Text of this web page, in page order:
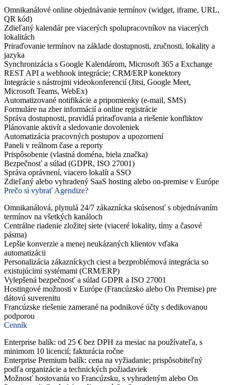
Omnikanálové online objednávanie termínov (widget, iframe, URL,
QR kód)
Zdieľaný kalendár pre viacerých spolupracovníkov na viacerých
lokalitách
Priraďovanie termínov na základe dostupnosti, zručnosti, lokality a
jazyka
Synchronizácia s Google Kalendárom, Microsoft 365 a Exchange
REST API a webhook integrácie; CRM/ERP konektory
Integrácie s nástrojmi videokonferencií (Jitsi, Google Meet,
Microsoft Teams, WebEx)
Automatizované notifikácie a pripomienky (e-mail, SMS)
Formuláre na zber informácií a online registrácie
Správa dostupnosti, pravidlá priraďovania a riešenie konfliktov
Plánovanie aktivít a sledovanie dovoleniek
Automatizácia pracovných postupov a upozornení
Paneli v reálnom čase a reporty
Prispôsobenie (vlastná doména, biela značka)
Bezpečnosť a súlad (GDPR, ISO 27001)
Správa oprávnení, viacero lokalít a SSO
Zdieľaný alebo vyhradený SaaS hosting alebo on-premise v Európe
Prečo si vybrať Agendize?
Omnikanálová, plynulá 24/7 zákaznícka skúsenosť s objednávaním
termínov na všetkých kanáloch
Centrálne riadenie zložitej siete (viaceré lokality, tímy a časové
pásma)
Lepšie konverzie a menej neukázaných klientov vďaka
automatizácii
Personalizácia zákazníckych ciest a bezproblémová integrácia so
existujúcimi systémami (CRM/ERP)
Vylepšená bezpečnosť a súlad GDPR a ISO 27001
Hostingové možnosti v Európe (Francúzsko alebo On Premise) pre
dátovú suverenitu
Francúzske riešenie zamerané na podnikové účty s dedikovanou
podporou
Cenník
Enterprise balík: od 25 € bez DPH za mesiac na používateľa, s
minimom 10 licencií; fakturácia ročne
Enterprise Premium balík: cena na vyžiadanie; prispôsobiteľný
podľa organizácie a technických požiadaviek
Možnosť hostovania vo Francúzsku, s vyhradeným alebo On